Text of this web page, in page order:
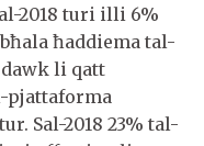
2018 turi illi 6%
ħaddiema tal-
li qatt
pjattaforma
Sal-2018 23% tal-